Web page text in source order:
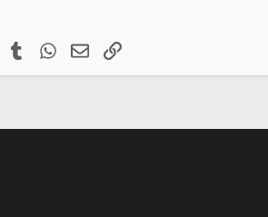
PinterestTumblr WhatsApp
EmailLink